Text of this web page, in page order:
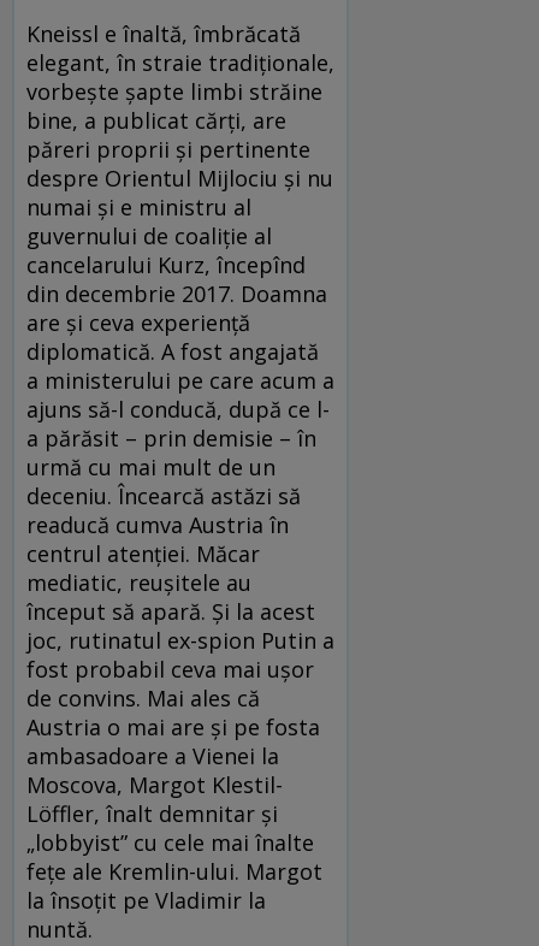
Kneissl e înaltă, îmbrăcată
elegant, în straie tradiționale,
vorbește șapte limbi străine
bine, a publicat cărți, are
păreri proprii și pertinente
despre Orientul Mijlociu și nu
numai și e ministru al
guvernului de coaliție al
cancelarului Kurz, începînd
din decembrie 2017. Doamna
are și ceva experiență
diplomatică. A fost angajată
a ministerului pe care acum a
ajuns să-l conducă, după ce l-
a părăsit – prin demisie – în
urmă cu mai mult de un
deceniu. Încearcă astăzi să
readucă cumva Austria în
centrul atenției. Măcar
mediatic, reușitele au
început să apară. Și la acest
joc, rutinatul ex-spion Putin a
fost probabil ceva mai ușor
de convins. Mai ales că
Austria o mai are și pe fosta
ambasadoare a Vienei la
Moscova, Margot Klestil-
Löffler, înalt demnitar și
„lobbyist” cu cele mai înalte
fețe ale Kremlin-ului. Margot
la însoțit pe Vladimir la
nuntă.